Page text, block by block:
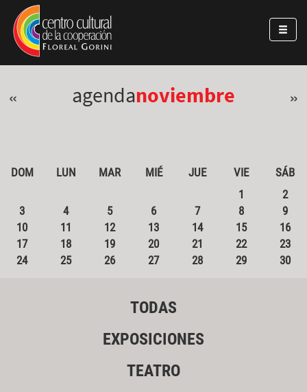
Pasar al contenido principal
Jump to main content
« agendanoviembre »
DOM LUN MAR MIÉ JUE VIE
SÁB
1
2
3
4 5 6 7 8
9
10
11 12 13 14 15
16
17
18 19 20 21 22
23
24
25 26 27 28 29 30
TODAS
EXPOSICIONES
TEATRO